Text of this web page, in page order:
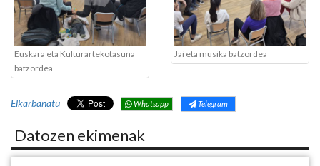
Euskara eta Kulturartekotasuna
batzordea
Jai eta musika batzordea
Elkarbanatu Whatsapp Telegram
Datozen ekimenak